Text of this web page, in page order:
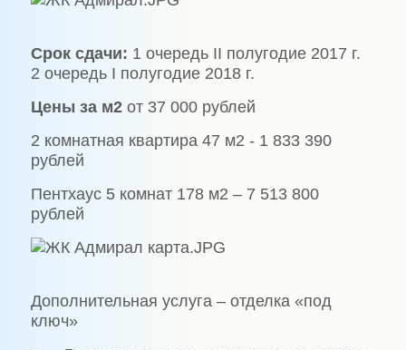
Срок сдачи: 1 очередь II полугодие 2017 г.
2 очередь I полугодие 2018 г.
Цены за м2 от 37 000 рублей
2 комнатная квартира 47 м2 - 1 833 390
рублей
Пентхаус 5 комнат 178 м2 – 7 513 800
рублей
Дополнительная услуга – отделка «под
ключ»